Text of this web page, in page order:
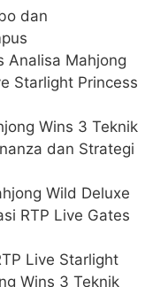
dan
Analisa Mahjong
Starlight Princess
Wins 3 Teknik
dan Strategi
Wild Deluxe
RTP Live Gates
Live Starlight
Wins 3 Teknik